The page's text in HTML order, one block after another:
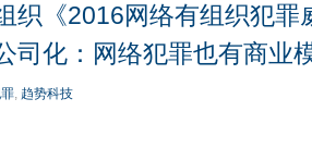
织《2016网络有组织犯罪
司化：网络犯罪也有商业
, 趋势科技